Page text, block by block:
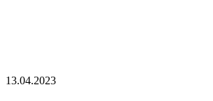
13.04.2023